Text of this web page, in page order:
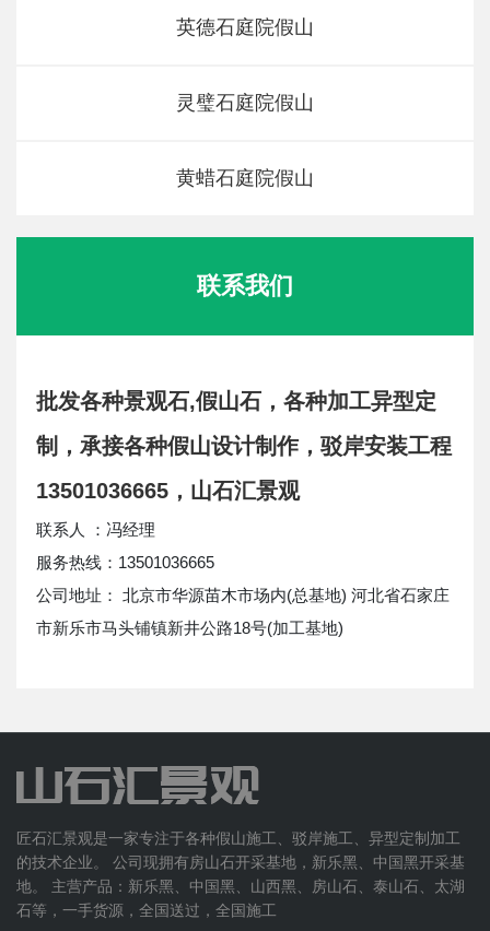
英德石庭院假山
灵璧石庭院假山
黄蜡石庭院假山
联系我们
批发各种景观石,假山石，各种加工异型定
制，承接各种假山设计制作，驳岸安装工程
13501036665，山石汇景观
联系人 ：冯经理
服务热线：13501036665
公司地址： 北京市华源苗木市场内(总基地) 河北省石家庄
市新乐市马头铺镇新井公路18号(加工基地)
匠石汇景观是一家专注于各种假山施工、驳岸施工、异型定制加工
的技术企业。 公司现拥有房山石开采基地，新乐黑、中国黑开采基
地。 主营产品：新乐黑、中国黑、山西黑、房山石、泰山石、太湖
石等，一手货源，全国送过，全国施工